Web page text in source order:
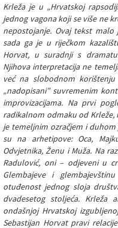
Krleža je u „Hrvatskoj
jednog vagona koji se više ne
nepostojanje. Ovaj tekst
sada ga je u riječkom
Horvat, u suradnji s
Njihova interpretacija ne
već na slobodnom
„nadopisani” suvremenim
improvizacijama. Na prvi
radikalnom odmaku od Krleže,
je temeljnim ozračjem i
su na arhetipove: Oca,
Odvjetnika, Ženu i Muža. Na
Radulović, oni – odjeveni u
Glembajeve i
otuđenost jednog sloja
dvadesetog stoljeća. Krleža
ondašnjoj Hrvatskoj
Sebastijan Horvat pravi